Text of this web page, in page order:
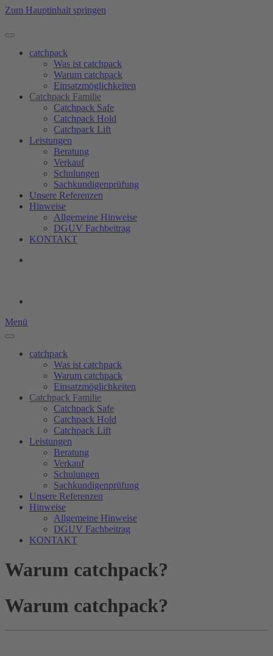
Zum Hauptinhalt springen
catchpack
Was ist catchpack
Warum catchpack
Einsatzmöglichkeiten
Catchpack Familie
Catchpack Safe
Catchpack Hold
Catchpack Lift
Leistungen
Beratung
Verkauf
Schulungen
Sachkundigenprüfung
Unsere Referenzen
Hinweise
Allgemeine Hinweise
DGUV Fachbeitrag
KONTAKT
Menü
catchpack
Was ist catchpack
Warum catchpack
Einsatzmöglichkeiten
Catchpack Familie
Catchpack Safe
Catchpack Hold
Catchpack Lift
Leistungen
Beratung
Verkauf
Schulungen
Sachkundigenprüfung
Unsere Referenzen
Hinweise
Allgemeine Hinweise
DGUV Fachbeitrag
KONTAKT
Warum catchpack?
Warum catchpack?